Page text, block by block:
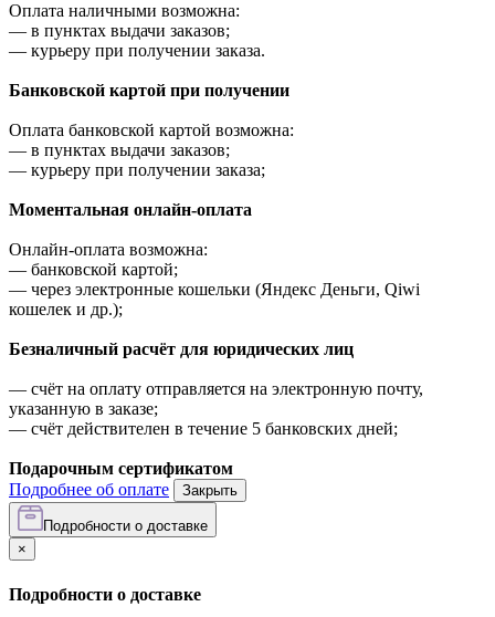
Оплата наличными возможна:
— в пунктах выдачи заказов;
— курьеру при получении заказа.
Банковской картой при получении
Оплата банковской картой возможна:
— в пунктах выдачи заказов;
— курьеру при получении заказа;
Моментальная онлайн-оплата
Онлайн-оплата возможна:
— банковской картой;
— через электронные кошельки (Яндекс Деньги, Qiwi
кошелек и др.);
Безналичный расчёт для юридических лиц
— счёт на оплату отправляется на электронную почту,
указанную в заказе;
— счёт действителен в течение 5 банковских дней;
Подарочным сертификатом
Подробнее об оплате
Закрыть
Подробности о доставке
×
Подробности о доставке